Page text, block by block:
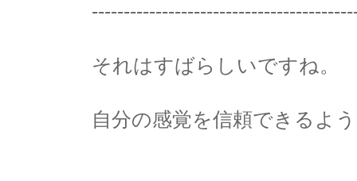
それはすばらしいですね。
自分の感覚を信頼できるよ